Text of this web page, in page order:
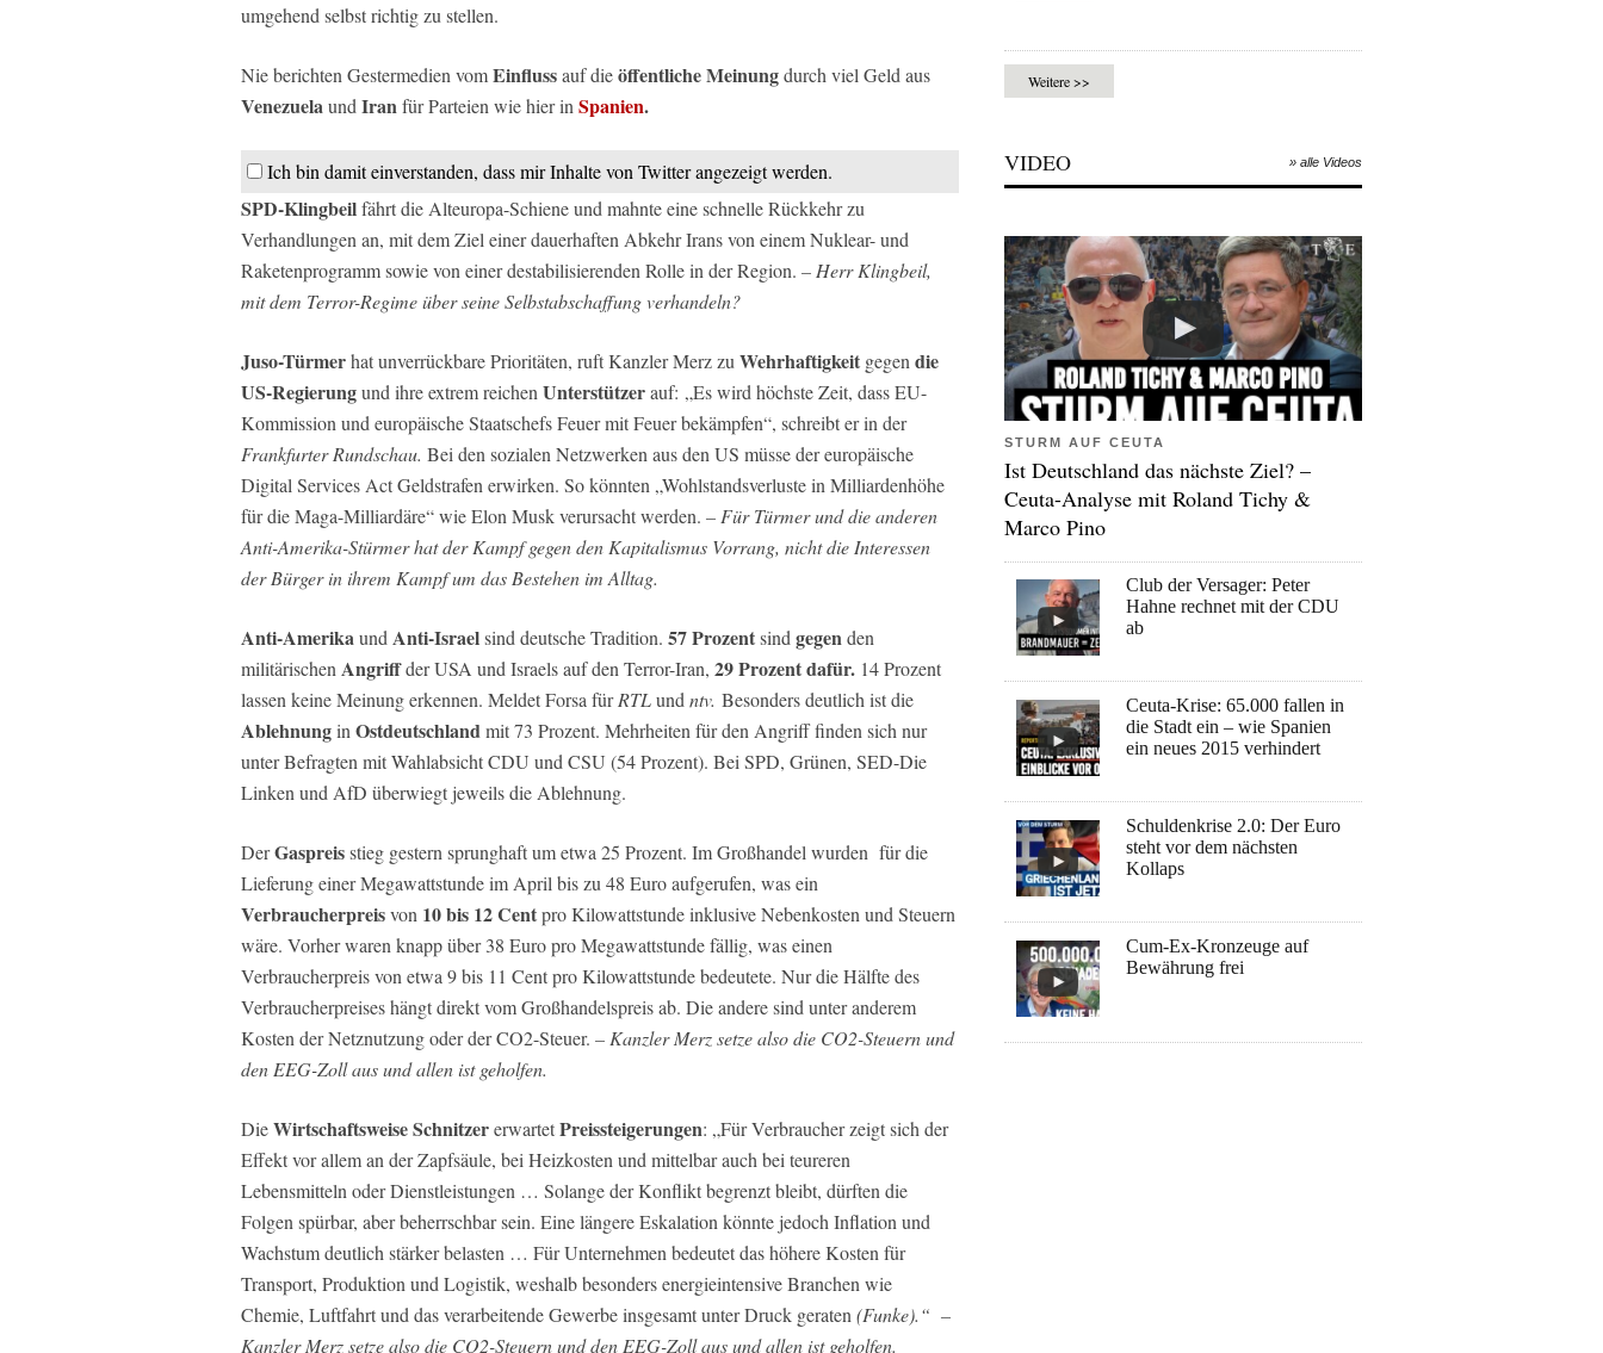
umgehend selbst richtig zu stellen.
Nie berichten Gestermedien vomEinflussauf dieöffentliche Meinungdurch viel Geld aus
Venezuelaund Iranfür Parteien wie hier in Spanien.
Ich bin damit einverstanden, dass mir Inhalte von Twitter angezeigt werden.
SPD-Klingbeilfährt die Alteuropa-Schiene und mahnte eine schnelle Rückkehr zu
Verhandlungen an, mit dem Ziel einer dauerhaften Abkehr Irans von einem Nuklear- und
Raketenprogramm sowie von einer destabilisierenden Rolle in der Region. – Herr Klingbeil,
mit dem Terror-Regime über seine Selbstabschaffung verhandeln?
Juso-Türmerhat unverrückbare Prioritäten, ruft Kanzler Merz zu Wehrhaftigkeit gegen die
US-Regierungund ihre extrem reichen Unterstützerauf: „Es wird höchste Zeit, dass EU-
Kommission und europäische Staatschefs Feuer mit Feuer bekämpfen“, schreibt er in der
Frankfurter Rundschau. Bei den sozialen Netzwerken aus den US müsse der europäische
Digital Services Act Geldstrafen erwirken. So könnten „Wohlstandsverluste in Milliardenhöhe
für die Maga-Milliardäre“ wie Elon Musk verursacht werden. – Für Türmer und die anderen
Anti-Amerika-Stürmer hat der Kampf gegen den Kapitalismus Vorrang, nicht die Interessen
der Bürger in ihrem Kampf um das Bestehen im Alltag.
Anti-Amerikaund Anti-Israelsind deutsche Tradition. 57 Prozentsind gegenden
militärischen Angriffder USA und Israels auf den Terror-Iran, 29 Prozent dafür. 14 Prozent
lassen keine Meinung erkennen. Meldet Forsa fürRTLund ntv. Besonders deutlich ist die
Ablehnungin Ostdeutschlandmit 73 Prozent. Mehrheiten für den Angriff finden sich nur
unter Befragten mit Wahlabsicht CDU und CSU (54 Prozent). Bei SPD, Grünen, SED-Die
Linken und AfD überwiegt jeweils die Ablehnung.
DerGaspreisstieg gestern sprunghaft um etwa 25 Prozent. Im Großhandel wurden für die
Lieferung einer Megawattstunde im April bis zu 48 Euro aufgerufen, was ein
Verbraucherpreisvon 10 bis 12 Centpro Kilowattstunde inklusive Nebenkosten und Steuern
wäre. Vorher waren knapp über 38 Euro pro Megawattstunde fällig, was einen
Verbraucherpreis von etwa 9 bis 11 Cent pro Kilowattstunde bedeutete. Nur die Hälfte des
Verbraucherpreises hängt direkt vom Großhandelspreis ab. Die andere sind unter anderem
Kosten der Netznutzung oder der CO2-Steuer. – Kanzler Merz setze also die CO2-Steuern und
den EEG-Zoll aus und allen ist geholfen.
DieWirtschaftsweise SchnitzererwartetPreissteigerungen: „Für Verbraucher zeigt sich der
Effekt vor allem an der Zapfsäule, bei Heizkosten und mittelbar auch bei teureren
Lebensmitteln oder Dienstleistungen … Solange der Konflikt begrenzt bleibt, dürften die
Folgen spürbar, aber beherrschbar sein. Eine längere Eskalation könnte jedoch Inflation und
Wachstum deutlich stärker belasten … Für Unternehmen bedeutet das höhere Kosten für
Transport, Produktion und Logistik, weshalb besonders energieintensive Branchen wie
Chemie, Luftfahrt und das verarbeitende Gewerbe insgesamt unter Druck geraten (Funke).“ –
Kanzler Merz setze also die CO2-Steuern und den EEG-Zoll aus und allen ist geholfen.
Weitere >>
VIDEO » alle Videos
STURM AUF CEUTA
Ist Deutschland das nächste Ziel? –
Ceuta-Analyse mit Roland Tichy &
Marco Pino
Club der Versager: Peter
Hahne rechnet mit der CDU
ab
Ceuta-Krise: 65.000 fallen in
die Stadt ein – wie Spanien
ein neues 2015 verhindert
Schuldenkrise 2.0: Der Euro
steht vor dem nächsten
Kollaps
Cum-Ex-Kronzeuge auf
Bewährung frei